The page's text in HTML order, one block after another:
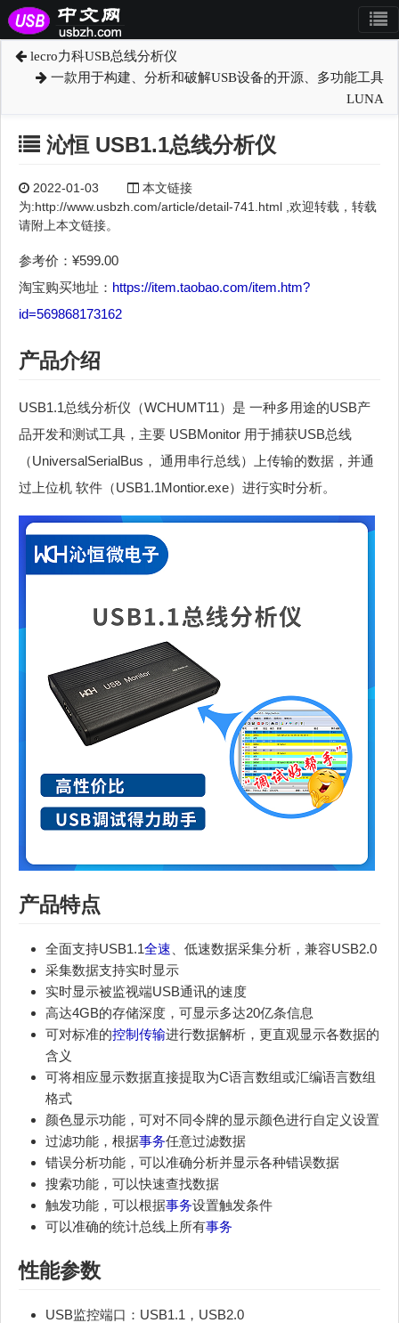
lecro力科USB总线分析仪
一款用于构建、分析和破解USB设备的开源、多功能工具
LUNA
沁恒 USB1.1总线分析仪
2022-01-03
本文链接
为:http://www.usbzh.com/article/detail-741.html ,欢迎转载，转载
请附上本文链接。
参考价：¥599.00
淘宝购买地址： https://item.taobao.com/item.htm?
id=569868173162
产品介绍
USB1.1总线分析仪（WCHUMT11）是 一种多用途的USB产
品开发和测试工具，主要 USBMonitor 用于捕获USB总线
（UniversalSerialBus， 通用串行总线）上传输的数据，并通
过上位机 软件（USB1.1Montior.exe）进行实时分析。
产品特点
全面支持USB1.1全速 、低速数据采集分析，兼容USB2.0
采集数据支持实时显示
实时显示被监视端USB通讯的速度
高达4GB的存储深度，可显示多达20亿条信息
可对标准的控制传输进行数据解析，更直观显示各数据的
含义
可将相应显示数据直接提取为C语言数组或汇编语言数组
格式
颜色显示功能，可对不同令牌的显示颜色进行自定义设置
过滤功能，根据事务任意过滤数据
错误分析功能，可以准确分析并显示各种错误数据
搜索功能，可以快速查找数据
触发功能，可以根据事务设置触发条件
可以准确的统计总线上所有事务
性能参数
USB监控端口：USB1.1，USB2.0